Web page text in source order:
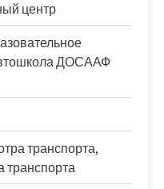
центр
ДОСААФ
транспорта,
транспорта